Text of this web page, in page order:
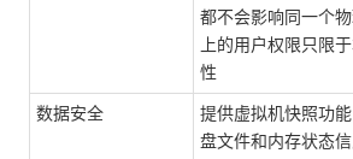
都不会影响同一个
上的用户权限只限
性
数据安全
提供虚拟机快照功
盘文件和内存状态